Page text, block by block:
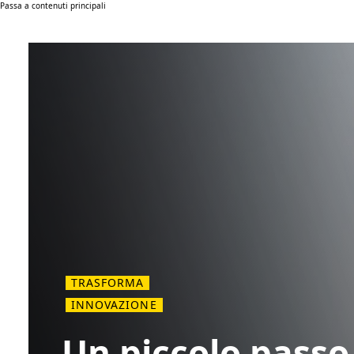
Passa a contenuti principali
TRASFORMA
INNOVAZIONE